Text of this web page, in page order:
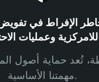
الإفراط في
اللامركزية وعمليات
تُعد حماية أصول
مهمتنا الأساسية.